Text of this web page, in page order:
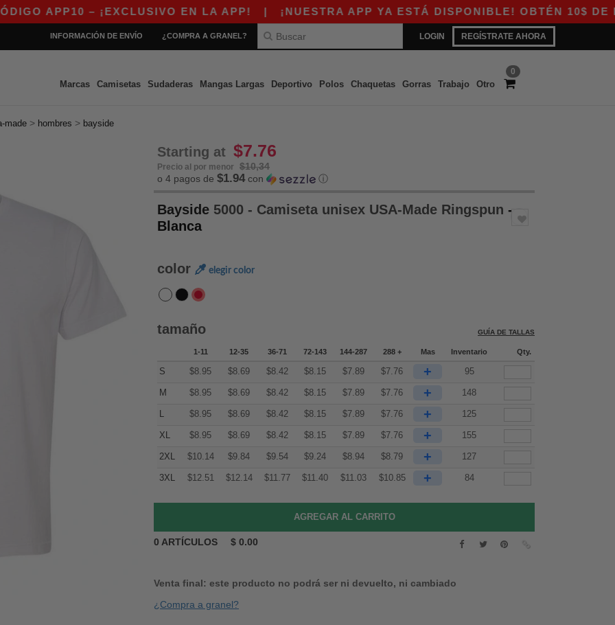
APP10 – ¡EXCLUSIVO EN LA APP!|¡NUESTRA APP YA ESTÁ DISPONIBLE! OBTÉN 10$ DE
LOGIN REGÍSTRATE AHORA
INFORMACIÓN DE ENVÍO ¿COMPRA A GRANEL?
0
Marcas Camisetas Sudaderas Mangas Largas Deportivo Polos Chaquetas Gorras Trabajo Otro
made > hombres > bayside
Starting at $7.76
Precio al por menor
$10,34
o 4 pagos de $1.94con ⓘ
Bayside 5000 - Camiseta unisex USA-Made Ringspun -
Blanca
color elegir color
tamaño GUÍA DE TALLAS
1-11 12-35 36-71 72-143 144-287 288 + Mas Inventario Qty.
S $8.95 $8.69 $8.42 $8.15 $7.89 $7.76 + 95
M $8.95 $8.69 $8.42 $8.15 $7.89 $7.76 + 148
L $8.95 $8.69 $8.42 $8.15 $7.89 $7.76 + 125
XL $8.95 $8.69 $8.42 $8.15 $7.89 $7.76 + 155
2XL $10.14 $9.84 $9.54 $9.24 $8.94 $8.79 + 127
3XL $12.51 $12.14 $11.77 $11.40 $11.03 $10.85 + 84
0 ARTÍCULOS $ 0.00
Venta final: este producto no podrá ser ni devuelto, ni cambiado
¿Compra a granel?